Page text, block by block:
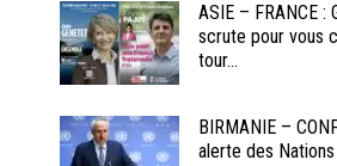
ASIE – FRANCE :
scrute pour vous
tour...
BIRMANIE –
alerte des Nations